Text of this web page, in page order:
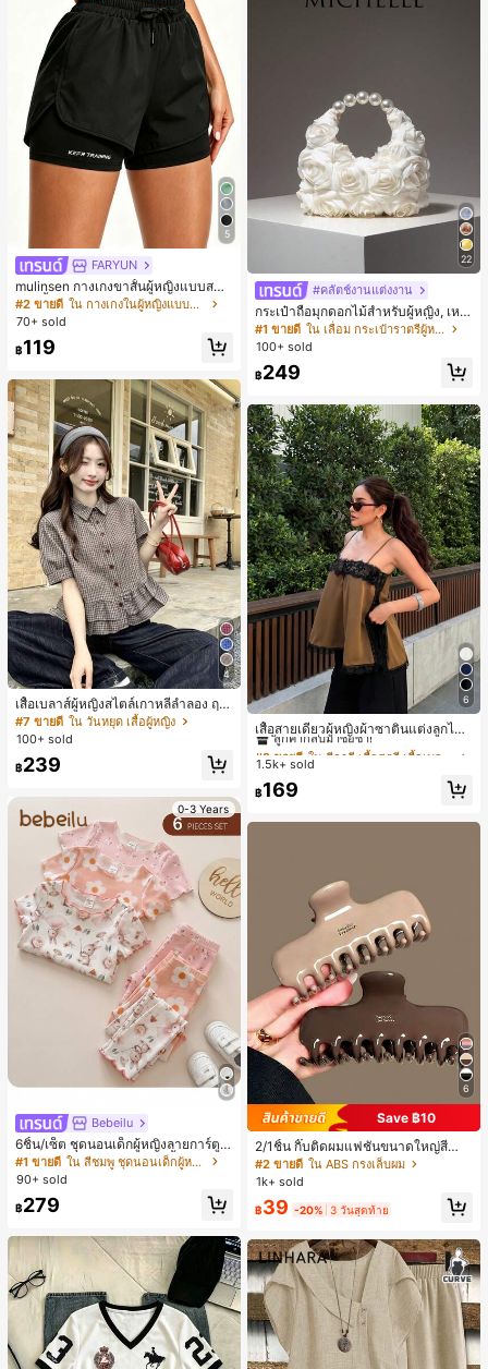
5
FARYUN
mulinsen กางเกงขาสั้นผู้หญิงแบบสบา
ยๆ สีพื้น หลวม อเนกประสงค์ กางเกงขา
สั้นกีฬา 2-In-1 สำหรับวิ่ง ฟิตเนส และก
#2 ขายดี
ใน กางเกงในผู้หญิงแบบแอคทีฟ
70+ sold
฿119
4
เสื้อเบลาส์ผู้หญิงสไตล์เกาหลีลำลอง ฤดู
ใบไม้ผลิ/ฤดูร้อนใหม่ ชายระบาย ชิคแล
ะหรูหรา
#7 ขายดี ใน วันหยุด เสื้อผู้หญิง
100+ sold
฿239
0-3 Years
Bebeilu
6ชิ้น/เซ็ต ชุดนอนเด็กผู้หญิงลายการ์ตูน
หมีและดอกไม้ คอกลม แขนสั้น กางเกง
ขาสั้น ขอบระบาย สวมใส่สบาย
#1 ขายดี
ใน สีชมพู ชุดนอนเด็กผู้หญิง
90+ sold
฿279
22
#คลัตช์งานแต่งงาน
กระเป๋าถือมุกดอกไม้สำหรับผู้หญิง, เหม
าะสำหรับชุดราตรี, ชุดบอล, เครื่องประ
ดับงานแต่งงาน, กระเป๋าสตางค์สุภาพส
สุ่ม)
#1 ขายดี
ใน เลื่อม กระเป๋าราตรีผู้หญิง
100+ sold
฿249
6
เสื้อสายเดี่ยวผู้หญิงผ้าซาตินแต่งลูกไม้
- เสื้อสายเดี่ยวฤดูร้อนสีคากีมีรอยผ่าด้า
นข้างที่น่าดึงดูดแบบสบายๆ
#2 ขายดี
ใน สีกากี เสื้อสตรี เสื้อเบลาส์ & Tee
ลูกค้ากลับมาซื้อซ้ำ!
#2 ขายดี
ลูกค้ากลับมาซื้อซ้ำ!
#2 ขายดี
ลูกค้ากลับมาซื้อซ้ำ!
#2 ขายดี
ใน สีกากี เสื้อสตรี เสื้อเบลาส์ & Tee
1.5k+ sold
฿169
6
Save ฿10
2/1ชิ้น กิ๊บติดผมแฟชั่นขนาดใหญ่สีน้ำ
ตาลชานมสำหรับผู้หญิง เหมาะสำหรับก
ารอาบน้ำ ล้างหน้า และจัดแต่งทรงผม
#2 ขายดี ใน ABS กรงเล็บผม
1k+ sold
฿39 -20% 3 วันสุดท้าย